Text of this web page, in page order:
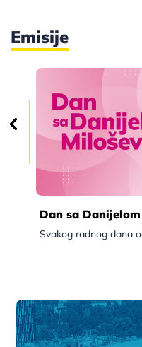
Emisije
Dan sa
Svakog radnog dana